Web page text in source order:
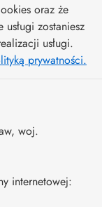
oraz że
zostaniesz
usługi.
prywatności.
, woj.
internetowej: